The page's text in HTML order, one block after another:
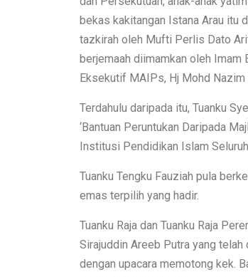
bekas kakitangan Istana Arau itu
tazkirah oleh Mufti Perlis Dato
berjemaah diimamkan oleh Imam
Eksekutif MAIPs, Hj Mohd Nazim
Terdahulu daripada itu, Tuanku
‘Bantuan Peruntukan Daripada
Institusi Pendidikan Islam
Tuanku Tengku Fauziah pula
emas terpilih yang hadir.
Tuanku Raja dan Tuanku Raja
Sirajuddin Areeb Putra yang
dengan upacara memotong kek.